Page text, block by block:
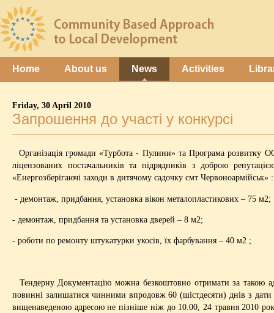
Home About us News Activities
Friday, 30 April 2010
Запрошення до участі у конкурсі
Організація громади «Турбота - Пулини» та Програма розвитку
ліцензованих постачальників та підрядників з доброю
«Енергозберігаючі заходи в дитячому садочку смт Червоноармійськ» :
- демонтаж, придбання, установка вікон металопластикових – 75 м2;
- демонтаж, придбання та установка дверей – 8 м2;
- роботи по ремонту штукатурки укосів, їх фарбування – 40 м2 ;
Тендерну Документацію можна безкоштовно отримати за такою
повинні залишатися чинними впродовж 60 (шістдесяти) днів з дати
вищенаведеною адресою не пізніше ніж до 10.00, 24 травня 2010